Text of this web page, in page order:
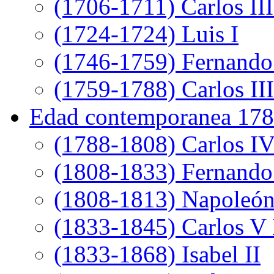
(1706-1711) Carlos
(1724-1724) Luis I
(1746-1759)
(1759-1788) Carlos III
Edad contemporanea
(1788-1808) Carlos
(1808-1833)
(1808-1813)
(1833-1845) Carlos V
(1833-1868) Isabel II